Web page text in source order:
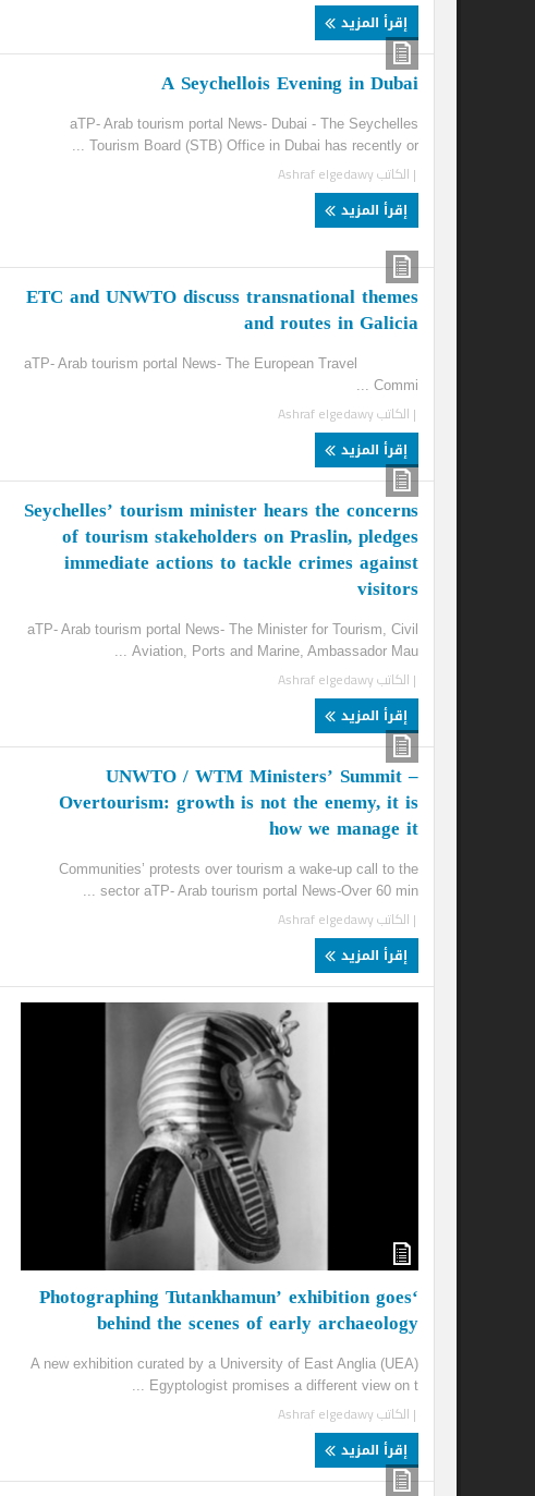
A Seychellois Evening in Dubai
aTP- Arab tourism portal News- Dubai - The Seychelles
Tourism Board (STB) Office in Dubai has recently or ...
Ashraf elgedawy
nine
servic ...
ETC and UNWTO discuss transnational themes
and routes in Galicia
aTP- Arab tourism portal News- The European Travel
Ashraf elgedawy
Seychelles’ tourism minister hears the concerns
of tourism stakeholders on Praslin, pledges
immediate actions to tackle crimes against
aTP- Arab tourism portal News- The Minister for Tourism, Civil
Aviation, Ports and Marine, Ambassador Mau ...
Ashraf elgedawy
Is ...
UNWTO / WTM Ministers’ Summit –
Overtourism: growth is not the enemy, it is
how we manage it
Communities’ protests over tourism a wake-up call to the
sector aTP- Arab tourism portal News-Over 60 min ...
Ashraf elgedawy
‘Photographing Tutankhamun’ exhibition goes
behind the scenes of early archaeology
A new exhibition curated by a University of East Anglia (UEA)
Egyptologist promises a different view on t ...
Ashraf elgedawy
Kemi
days
an ...